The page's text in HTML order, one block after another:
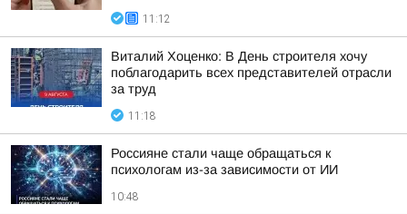
11:12
Виталий Хоценко: В День строителя хочу
поблагодарить всех представителей отрасли
за труд
11:18
Россияне стали чаще обращаться к
психологам из-за зависимости от ИИ
10:48